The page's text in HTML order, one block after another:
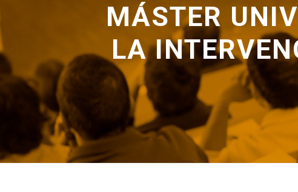
MÁSTER
LA